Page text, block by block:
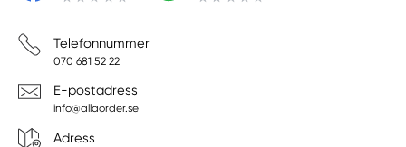
Telefonnummer
070 681 52 22
E-postadress
info@allaorder.se
Adress